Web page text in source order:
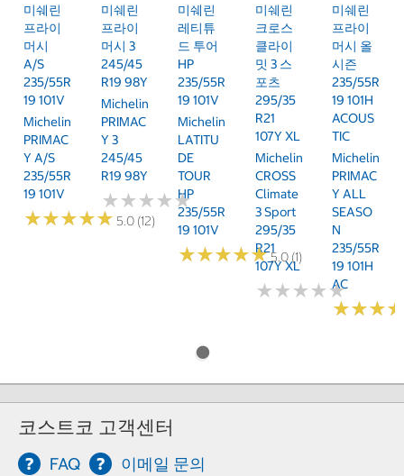
미쉐린
프라이
머시
A/S
235/55R
19 101V
Michelin
PRIMAC
Y A/S
235/55R
19 101V
★★★★★
★★★★★ 5.0 (12)
미쉐린
프라이
머시 3
245/45
R19 98Y
Michelin
PRIMAC
Y 3
245/45
R19 98Y
★★★★★
★★★★★
미쉐린
레티튜
드 투어
HP
235/55R
19 101V
Michelin
LATITU
DE
TOUR
HP
235/55R
19 101V
★★★★★
★★★★★5.0 (1)
미쉐린
크로스
클라이
밋 3 스
포츠
295/35
R21
107Y XL
Michelin
CROSS
Climate
3 Sport
295/35
R21
107Y XL
★★★★★
★★★★★
미쉐린
프라이
머시 올
시즌
235/55R
19 101H
ACOUS
TIC
Michelin
PRIMAC
Y ALL
SEASO
N
235/55R
19 101H
AC
★★★
★★★
코스트코 고객센터
FAQ 이메일 문의